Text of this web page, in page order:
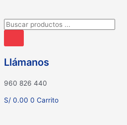
Búsqueda
productos
Llámanos
960 826 440
S/ 0.00 0 Carrito